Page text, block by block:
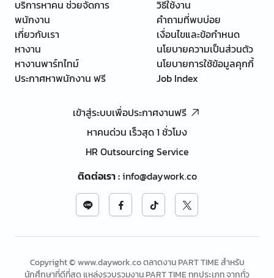
บริการหาคน ช่วยจัดการ
พนักงาน
เกี่ยวกับเรา
หางาน
หางานพาร์ทไทม์
ประกาศหาพนักงาน ฟรี
วิธีใช้งาน
คำถามที่พบบ่อย
เงื่อนไขและข้อกำหนด
นโยบายความเป็นส่วนตัว
นโยบายการใช้ข้อมูลคุกกี้
Job Index
เข้าสู่ระบบเพื่อประกาศงานฟรี
หาคนด่วน เร็วสุด 1 ชั่วโมง
HR Outsourcing Service
ติดต่อเรา:info@daywork.co
Copyright © www.daywork.co ตลาดงาน PART TIME สำหรับ
นักศึกษาที่ดีที่สุด แหล่งรวบรวมงาน PART TIME ทุกประเภท จากทั่ว